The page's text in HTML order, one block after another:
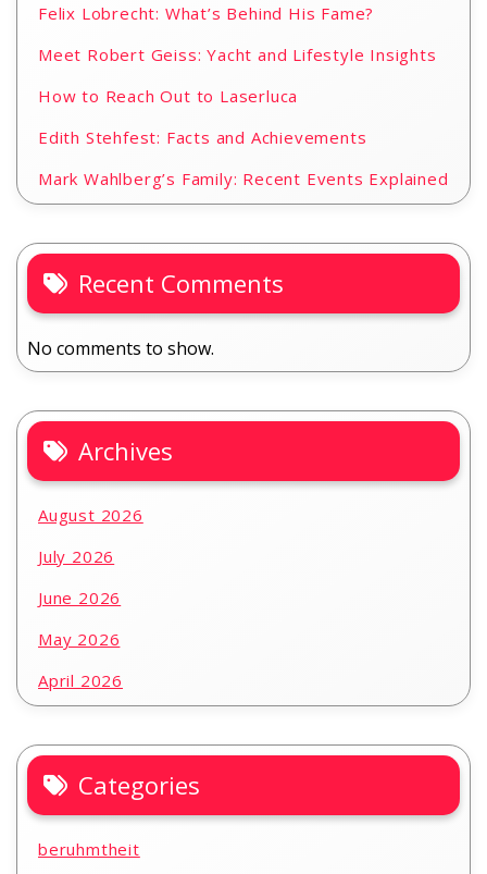
Felix Lobrecht: What’s Behind His Fame?
Meet Robert Geiss: Yacht and Lifestyle Insights
How to Reach Out to Laserluca
Edith Stehfest: Facts and Achievements
Mark Wahlberg’s Family: Recent Events Explained
Recent Comments
No comments to show.
Archives
August 2026
July 2026
June 2026
May 2026
April 2026
Categories
beruhmtheit